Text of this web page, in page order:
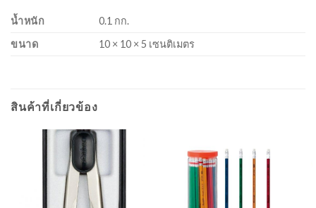
น้ำหนัก
0.1 กก.
ขนาด
10 × 10 × 5 เซนติเมตร
สินค้าที่เกี่ยวข้อง